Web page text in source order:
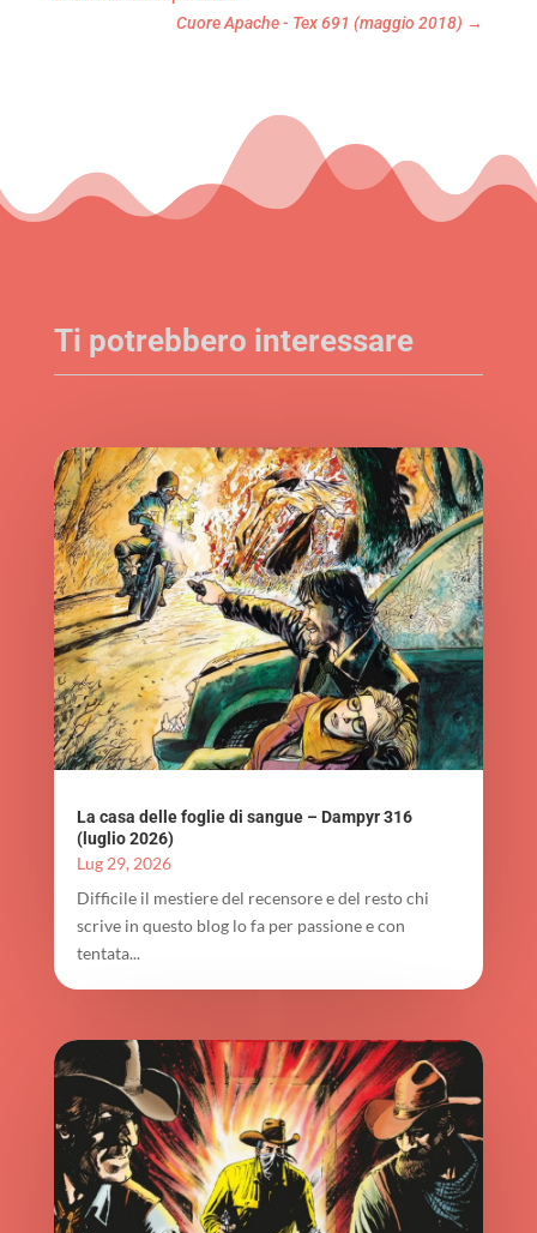
Cuore Apache - Tex 691 (maggio 2018) →
Ti potrebbero interessare
La casa delle foglie di sangue – Dampyr 316
(luglio 2026)
Lug 29, 2026
Difficile il mestiere del recensore e del resto chi
scrive in questo blog lo fa per passione e con
tentata...